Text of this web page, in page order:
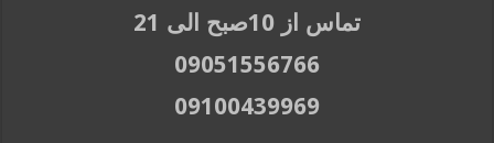
تماس از 10صبح الی 21
09051556766
09100439969